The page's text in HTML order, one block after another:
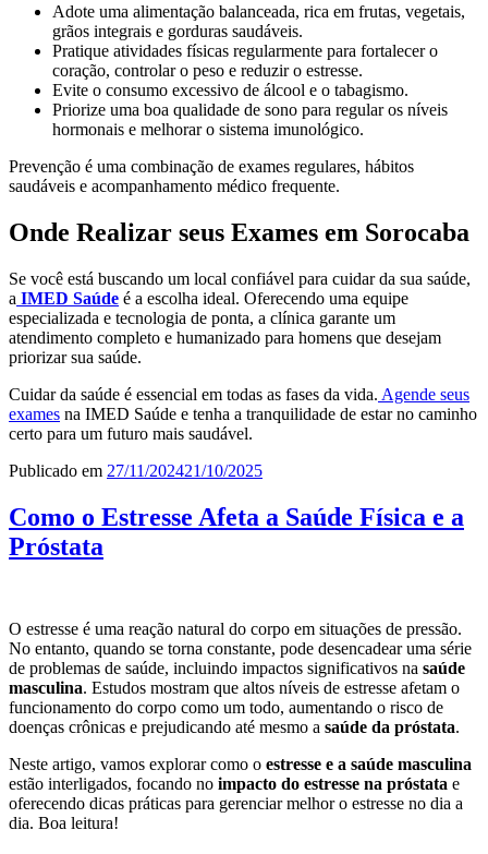
Adote uma alimentação balanceada, rica em frutas, vegetais,
grãos integrais e gorduras saudáveis.
Pratique atividades físicas regularmente para fortalecer o
coração, controlar o peso e reduzir o estresse.
Evite o consumo excessivo de álcool e o tabagismo.
Priorize uma boa qualidade de sono para regular os níveis
hormonais e melhorar o sistema imunológico.
Prevenção é uma combinação de exames regulares, hábitos
saudáveis e acompanhamento médico frequente.
Onde Realizar seus Exames em Sorocaba
Se você está buscando um local confiável para cuidar da sua saúde,
a IMED Saúde é a escolha ideal. Oferecendo uma equipe
especializada e tecnologia de ponta, a clínica garante um
atendimento completo e humanizado para homens que desejam
priorizar sua saúde.
Cuidar da saúde é essencial em todas as fases da vida. Agende seus
exames na IMED Saúde e tenha a tranquilidade de estar no caminho
certo para um futuro mais saudável.
Publicado em 27/11/202421/10/2025
Como o Estresse Afeta a Saúde Física e a
Próstata
O estresse é uma reação natural do corpo em situações de pressão.
No entanto, quando se torna constante, pode desencadear uma série
de problemas de saúde, incluindo impactos significativos na saúde
masculina. Estudos mostram que altos níveis de estresse afetam o
funcionamento do corpo como um todo, aumentando o risco de
doenças crônicas e prejudicando até mesmo a saúde da próstata.
Neste artigo, vamos explorar como o estresse e a saúde masculina
estão interligados, focando no impacto do estresse na próstata e
oferecendo dicas práticas para gerenciar melhor o estresse no dia a
dia. Boa leitura!